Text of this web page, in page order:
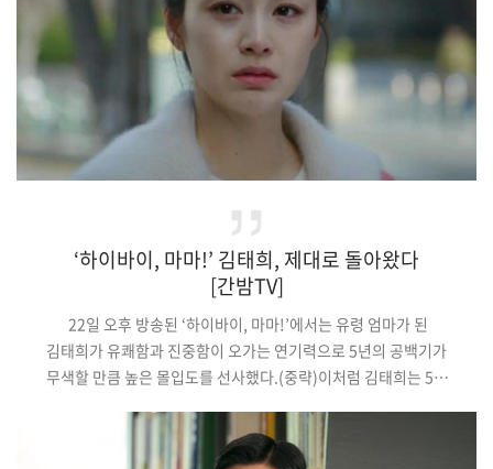
‘하이바이, 마마!’ 김태희, 제대로 돌아왔다
[간밤TV]
22일 오후 방송된 ‘하이바이, 마마!’에서는 유령 엄마가 된
김태희가 유쾌함과 진중함이 오가는 연기력으로 5년의 공백기가
무색할 만큼 높은 몰입도를 선사했다.(중략)이처럼 김태희는 5년
자극하는가 하면, 혼란이 교차하는 인상적인 엔딩으로 다음 방송의
기대를 한껏 치솟게 했다. 딸 사랑이 가득한 모성애 연기로